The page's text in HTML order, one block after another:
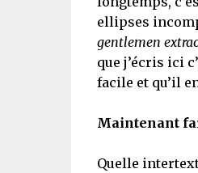
ellipses
gentlemen
que j’écris ici
facile et qu’il
Maintenant
Quelle